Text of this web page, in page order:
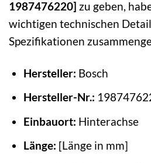
1987476220] zu geben,
wichtigen technischen
Spezifikationen
Hersteller: Bosch
Hersteller-Nr.:
Einbauort: Hinterachse
Länge: [Länge in mm]